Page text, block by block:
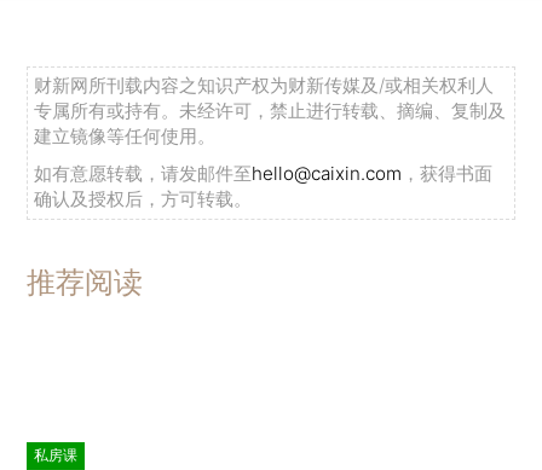
财新网所刊载内容之知识产权为财新传媒及/或相关权利人
专属所有或持有。未经许可，禁止进行转载、摘编、复制及
建立镜像等任何使用。
如有意愿转载，请发邮件至hello@caixin.com ，获得书面
确认及授权后，方可转载。
推荐阅读
私房课